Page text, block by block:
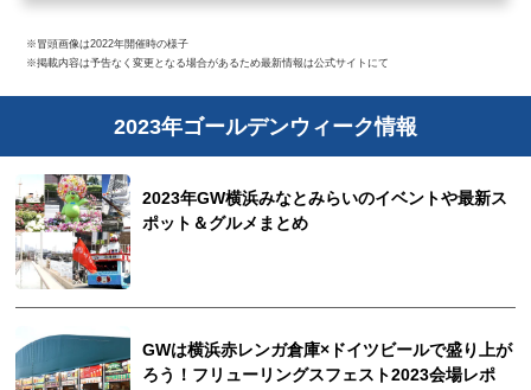
※冒頭画像は2022年開催時の様子
※掲載内容は予告なく変更となる場合があるため最新情報は公式サイトにて
2023年ゴールデンウィーク情報
2023年GW横浜みなとみらいのイベントや最新ス
ポット＆グルメまとめ
GWは横浜赤レンガ倉庫×ドイツビールで盛り上が
ろう！フリューリングスフェスト2023会場レポ